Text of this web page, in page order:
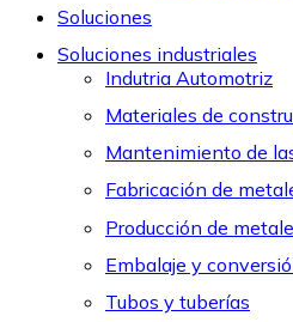
Soluciones
Soluciones industriales
Indutria Automotriz
Materiales de
Mantenimiento de
Fabricación de
Producción de
Embalaje y
Tubos y tuberías